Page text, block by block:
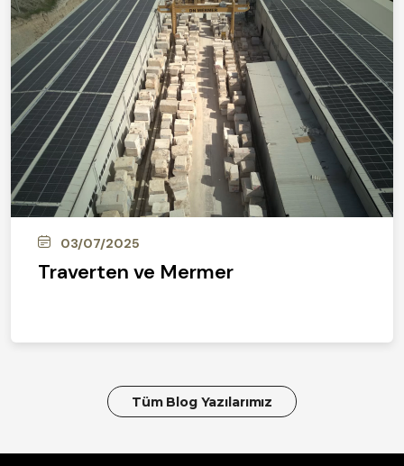
03/07/2025
Traverten ve Mermer
Tüm Blog Yazılarımız